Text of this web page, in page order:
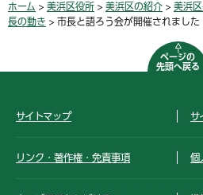
ホーム > 美浜区役所 > 美浜区の紹介 > 美浜
長の動き > 市長と語ろう会が開催されました
ページの
先頭へ戻る
サイトマップ サ
リンク・著作権・免責事項 個